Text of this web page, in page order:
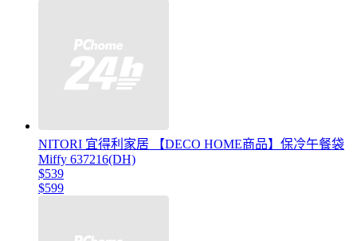
NITORI 宜得利家居 【DECO HOME商品】保冷午餐袋
Miffy 637216(DH)
$539
$599